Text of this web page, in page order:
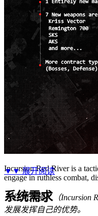
Incursion Red River is a
engage in ruthless combat,
《红河入侵》（Incursion
发展发挥自己的优势。
▼▼展开阅读
系统需求